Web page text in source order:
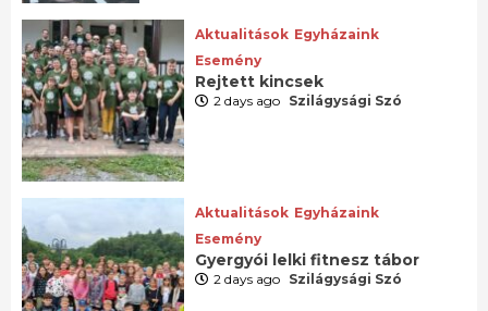
Aktualitások Egyházaink
Esemény
Rejtett kincsek
2 days ago Szilágysági Szó
Aktualitások Egyházaink
Esemény
Gyergyói lelki fitnesz tábor
2 days ago Szilágysági Szó